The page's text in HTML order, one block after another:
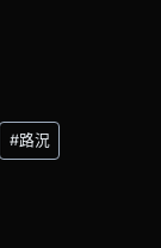
#路況